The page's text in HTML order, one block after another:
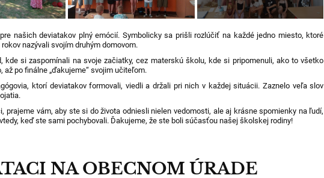
našich deviatakov plný emócií. Symbolicky sa prišli rozlúčiť na každé jedno miesto, ktoré
nazývali svojím druhým domovom.
kde si zaspomínali na svoje začiatky, cez materskú školu, kde si pripomenuli, ako to všetko
až po finálne „ďakujeme“ svojim učiteľom.
ktorí deviatakov formovali, viedli a držali pri nich v každej situácii. Zaznelo veľa slov
prajeme vám, aby ste si do života odniesli nielen vedomosti, ale aj krásne spomienky na ľudí,
keď ste sami pochybovali. Ďakujeme, že ste boli súčasťou našej školskej rodiny!
NA OBECNOM ÚRADE